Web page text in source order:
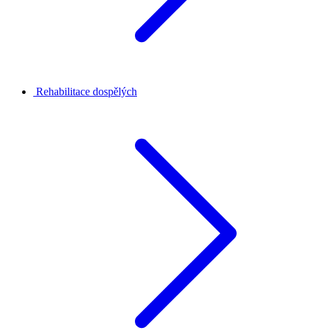
Rehabilitace dospělých